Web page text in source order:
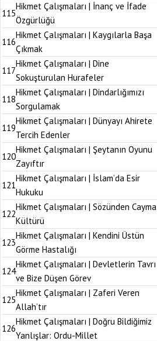
115
Hikmet Çalışmaları | İnanç ve İfade
Özgürlüğü
116
Hikmet Çalışmaları | Kaygılarla Başa
Çıkmak
117
Hikmet Çalışmaları | Dine
Sokuşturulan Hurafeler
118
Hikmet Çalışmaları | Dindarlığımızı
Sorgulamak
119
Hikmet Çalışmaları | Dünyayı Ahirete
Tercih Edenler
120
Hikmet Çalışmaları | Şeytanın Oyunu
Zayıftır
121
Hikmet Çalışmaları | İslam’da Esir
Hukuku
122
Hikmet Çalışmaları | Sözünden Cayma
Kültürü
123
Hikmet Çalışmaları | Kendini Üstün
Görme Hastalığı
124
Hikmet Çalışmaları | Devletlerin Tavrı
ve Bize Düşen Görev
125
Hikmet Çalışmaları | Zaferi Veren
Allah’tır
126
Hikmet Çalışmaları | Doğru Bildiğimiz
Yanlışlar: Ordu-Millet